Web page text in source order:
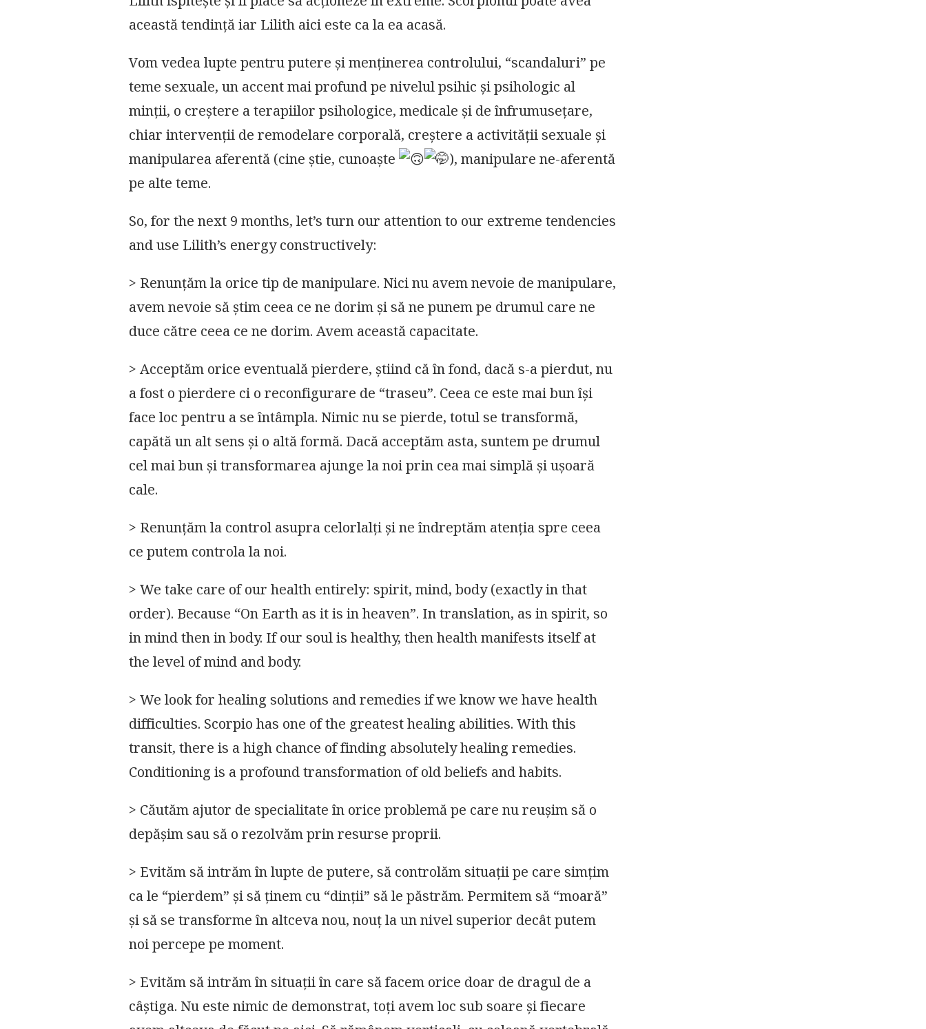
această tendință iar Lilith aici este ca la ea acasă.
Vom vedea lupte pentru putere și menținerea controlului, “scandaluri” pe
teme sexuale, un accent mai profund pe nivelul psihic și psihologic al
minții, o creștere a terapiilor psihologice, medicale și de înfrumusețare,
chiar intervenții de remodelare corporală, creștere a activității sexuale și
manipularea aferentă (cine știe, cunoaște
), manipulare ne-aferentă
pe alte teme.
So, for the next 9 months, let’s turn our attention to our extreme tendencies
and use Lilith’s energy constructively:
> Renunțăm la orice tip de manipulare. Nici nu avem nevoie de manipulare,
avem nevoie să știm ceea ce ne dorim și să ne punem pe drumul care ne
duce către ceea ce ne dorim. Avem această capacitate.
> Acceptăm orice eventuală pierdere, știind că în fond, dacă s-a pierdut, nu
a fost o pierdere ci o reconfigurare de “traseu”. Ceea ce este mai bun își
face loc pentru a se întâmpla. Nimic nu se pierde, totul se transformă,
capătă un alt sens și o altă formă. Dacă acceptăm asta, suntem pe drumul
cel mai bun și transformarea ajunge la noi prin cea mai simplă și ușoară
cale.
> Renunțăm la control asupra celorlalți și ne îndreptăm atenția spre ceea
ce putem controla la noi.
> We take care of our health entirely: spirit, mind, body (exactly in that
order). Because “On Earth as it is in heaven”. In translation, as in spirit, so
in mind then in body. If our soul is healthy, then health manifests itself at
the level of mind and body.
> We look for healing solutions and remedies if we know we have health
difficulties. Scorpio has one of the greatest healing abilities. With this
transit, there is a high chance of finding absolutely healing remedies.
Conditioning is a profound transformation of old beliefs and habits.
> Căutăm ajutor de specialitate în orice problemă pe care nu reușim să o
depășim sau să o rezolvăm prin resurse proprii.
> Evităm să intrăm în lupte de putere, să controlăm situații pe care simțim
ca le “pierdem” și să ținem cu “dinții” să le păstrăm. Permitem să “moară”
și să se transforme în altceva nou, nouț la un nivel superior decât putem
noi percepe pe moment.
> Evităm să intrăm în situații în care să facem orice doar de dragul de a
câștiga. Nu este nimic de demonstrat, toți avem loc sub soare și fiecare